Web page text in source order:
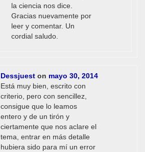
la ciencia nos dice.
Gracias nuevamente por
leer y comentar. Un
cordial saludo.
Dessjueston mayo 30, 2014
Está muy bien, escrito con
criterio, pero con sencillez,
consigue que lo leamos
entero y de un tirón y
ciertamente que nos aclare el
tema, entrar en más detalle
hubiera sido para mí un error